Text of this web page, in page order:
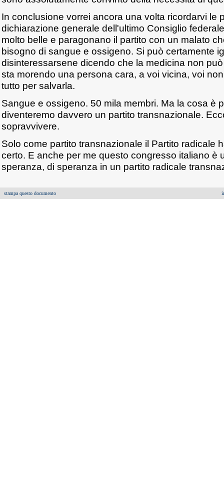
In conclusione vorrei ancora una volta ricordarvi le
dichiarazione generale dell'ultimo Consiglio
molto belle e paragonano il partito con un malato
bisogno di sangue e ossigeno. Si può certamente
disinteressarsene dicendo che la medicina non
sta morendo una persona cara, a voi vicina, voi
tutto per salvarla.
Sangue e ossigeno. 50 mila membri. Ma la cosa è
diventeremo davvero un partito transnazionale.
sopravvivere.
Solo come partito transnazionale il Partito radicale
certo. E anche per me questo congresso italiano è
speranza, di speranza in un partito radicale
stampa questo documento